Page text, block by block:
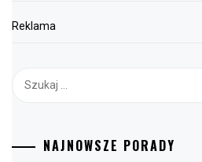
Reklama
NAJNOWSZE PORADY